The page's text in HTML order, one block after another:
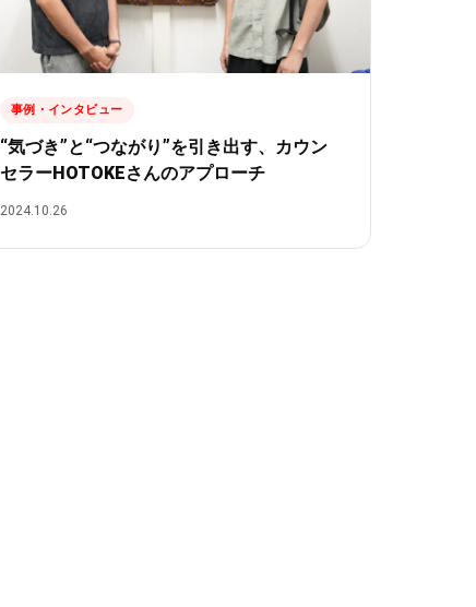
事例・インタビュー
“気づき”と“つながり”を引き出す、カウン
セラーHOTOKEさんのアプローチ
2024.10.26